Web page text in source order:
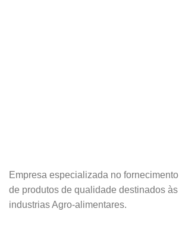
Empresa especializada no fornecimento
de produtos de qualidade destinados às
industrias Agro-alimentares.